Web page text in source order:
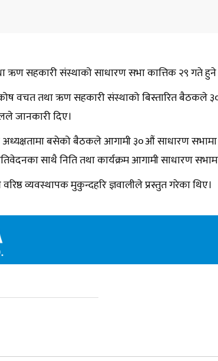
सहकारी संस्थाको साधारण सभा कात्तिक २९ गते
वचत तथा ऋण सहकारी संस्थाको बिस्तारित बैठकले
जानकारी दिए।
बसेको बैठकले आगामी ३०औं साधारण सभामा
साथै निति तथा कार्यक्रम आगामी साधारण
व्यवस्थापक मुकुन्दहरि ज्ञवालीले प्रस्तुत गरेका थिए।